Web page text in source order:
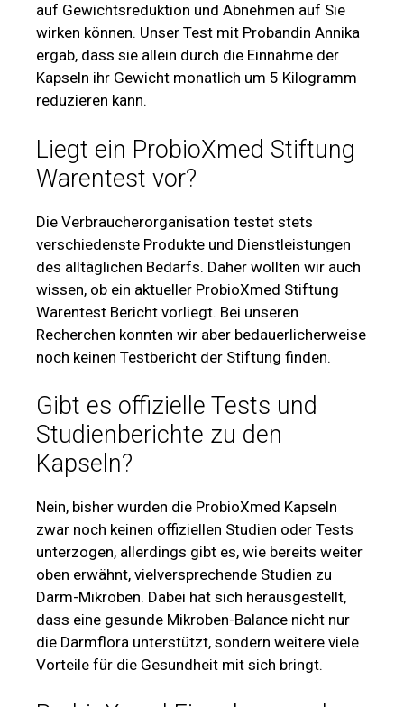
auf Gewichtsreduktion und Abnehmen auf Sie
wirken können. Unser Test mit Probandin Annika
ergab, dass sie allein durch die Einnahme der
Kapseln ihr Gewicht monatlich um 5 Kilogramm
reduzieren kann.
Liegt ein ProbioXmed Stiftung
Warentest vor?
Die Verbraucherorganisation testet stets
verschiedenste Produkte und Dienstleistungen
des alltäglichen Bedarfs. Daher wollten wir auch
wissen, ob ein aktueller ProbioXmed Stiftung
Warentest Bericht vorliegt. Bei unseren
Recherchen konnten wir aber bedauerlicherweise
noch keinen Testbericht der Stiftung finden.
Gibt es offizielle Tests und
Studienberichte zu den
Kapseln?
Nein, bisher wurden die ProbioXmed Kapseln
zwar noch keinen offiziellen Studien oder Tests
unterzogen, allerdings gibt es, wie bereits weiter
oben erwähnt, vielversprechende Studien zu
Darm-Mikroben. Dabei hat sich herausgestellt,
dass eine gesunde Mikroben-Balance nicht nur
die Darmflora unterstützt, sondern weitere viele
Vorteile für die Gesundheit mit sich bringt.